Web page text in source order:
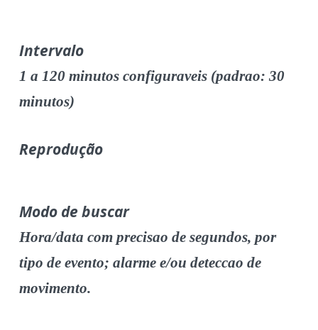
Intervalo
1 a 120 minutos configuraveis (padrao: 30
minutos)
Reprodução
Modo de buscar
Hora/data com precisao de segundos, por
tipo de evento; alarme e/ou deteccao de
movimento.